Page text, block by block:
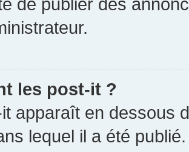
les post-it ?
apparaît en dessous
lequel il a été